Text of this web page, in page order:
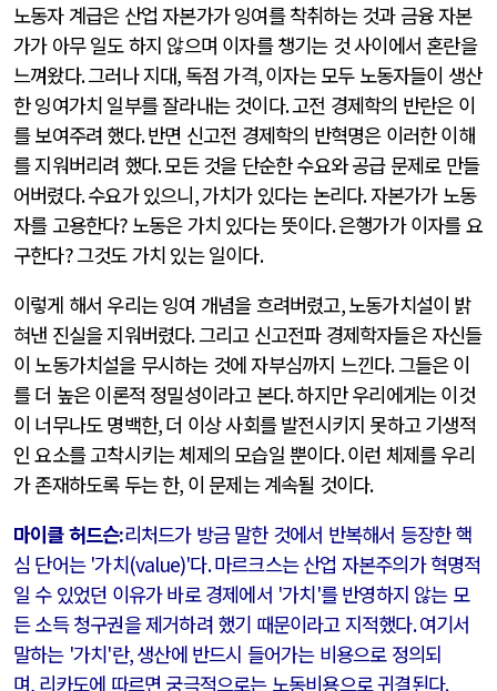
노동자 계급은 산업 자본가가 잉여를 착취하는 것과 금융 자본
가가 아무 일도 하지 않으며 이자를 챙기는 것 사이에서 혼란을
느껴왔다.그러나 지대, 독점 가격,이자는 모두 노동자들이 생산
한 잉여가치 일부를 잘라내는 것이다.고전 경제학의 반란은 이
를 보여주려 했다.반면 신고전 경제학의 반혁명은 이러한 이해
를 지워버리려 했다.모든 것을 단순한 수요와 공급 문제로 만들
어버렸다.수요가 있으니,가치가 있다는 논리다.자본가가 노동
자를 고용한다? 노동은 가치 있다는 뜻이다.은행가가 이자를 요
구한다?그것도 가치 있는 일이다.
이렇게 해서 우리는 잉여 개념을 흐려버렸고,노동가치설이 밝
혀낸 진실을 지워버렸다.그리고 신고전파 경제학자들은 자신들
이 노동가치설을 무시하는 것에 자부심까지 느낀다.그들은 이
를 더 높은 이론적 정밀성이라고 본다.하지만 우리에게는 이것
이 너무나도 명백한,더 이상 사회를 발전시키지 못하고 기생적
인 요소를 고착시키는 체제의 모습일 뿐이다.이런 체제를 우리
가 존재하도록 두는 한, 이 문제는 계속될 것이다.
마이클 허드슨:리처드가 방금 말한 것에서 반복해서 등장한 핵
심 단어는 '가치(value)'다.마르크스는 산업 자본주의가 혁명적
일 수 있었던 이유가 바로 경제에서 '가치'를 반영하지 않는 모
든 소득 청구권을 제거하려 했기 때문이라고 지적했다.여기서
말하는 '가치'란,생산에 반드시 들어가는 비용으로 정의되
며, 리카도에 따르면 궁극적으로는 노동비용으로 귀결된다.